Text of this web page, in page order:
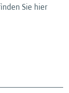
Sie hier